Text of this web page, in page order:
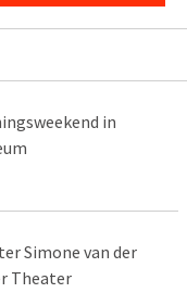
in
Simone van der
Theater